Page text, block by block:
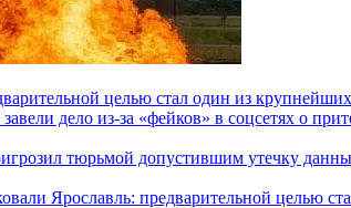
целью стал один из
дело из-за «фейков» в соцсетях о
тюрьмой допустившим утечку
Ярославль: предварительной целью